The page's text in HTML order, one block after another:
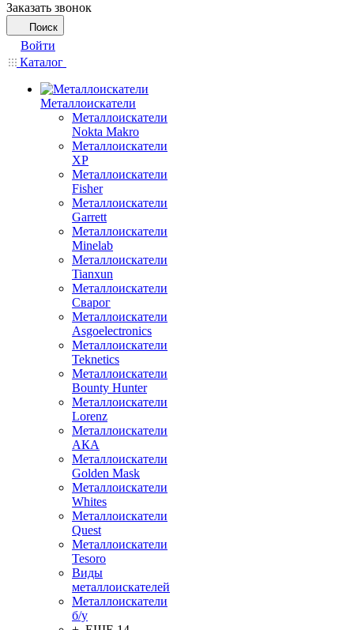
Заказать звонок
Поиск
Войти
Каталог
Металлоискатели
Металлоискатели
Nokta Makro
Металлоискатели
XP
Металлоискатели
Fisher
Металлоискатели
Garrett
Металлоискатели
Minelab
Металлоискатели
Tianxun
Металлоискатели
Сварог
Металлоискатели
Asgoelectronics
Металлоискатели
Teknetics
Металлоискатели
Bounty Hunter
Металлоискатели
Lorenz
Металлоискатели
АКА
Металлоискатели
Golden Mask
Металлоискатели
Whites
Металлоискатели
Quest
Металлоискатели
Tesoro
Виды
металлоискателей
Металлоискатели
б/у